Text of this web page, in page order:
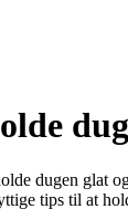
dugen
tips til at